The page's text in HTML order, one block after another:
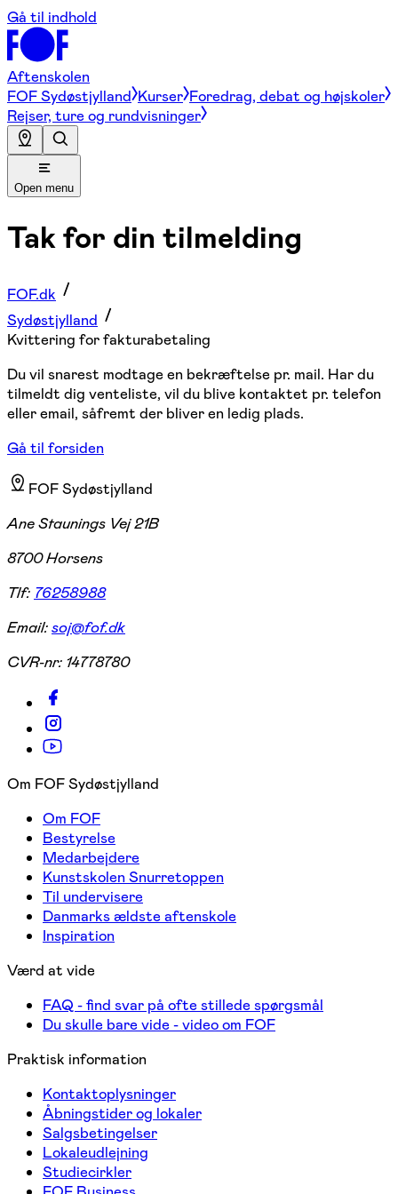
Gå til indhold
Aftenskolen
FOF Sydøstjylland Kurser Foredrag, debat og højskoler
Rejser, ture og rundvisninger
Open menu
Tak for din tilmelding
FOF.dk
Sydøstjylland
Kvittering for fakturabetaling
Du vil snarest modtage en bekræftelse pr. mail. Har du
tilmeldt dig venteliste, vil du blive kontaktet pr. telefon
eller email, såfremt der bliver en ledig plads.
Gå til forsiden
FOF Sydøstjylland
Ane Staunings Vej 21B
8700 Horsens
Tlf: 76258988
Email:soj@fof.dk
CVR-nr: 14778780
Om FOF Sydøstjylland
Om FOF
Bestyrelse
Medarbejdere
Kunstskolen Snurretoppen
Til undervisere
Danmarks ældste aftenskole
Inspiration
Værd at vide
FAQ - find svar på ofte stillede spørgsmål
Du skulle bare vide - video om FOF
Praktisk information
Kontaktoplysninger
Åbningstider og lokaler
Salgsbetingelser
Lokaleudlejning
Studiecirkler